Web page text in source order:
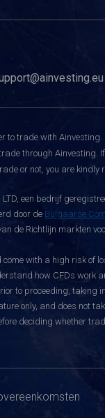
to trade with Ainvesting.
through
or not, you are kindly
een bedrijf
door de Bulgaarse
de Richtlijn markten
with a high risk of
how CFDs work
to proceeding, taking
only, and does not
deciding whether